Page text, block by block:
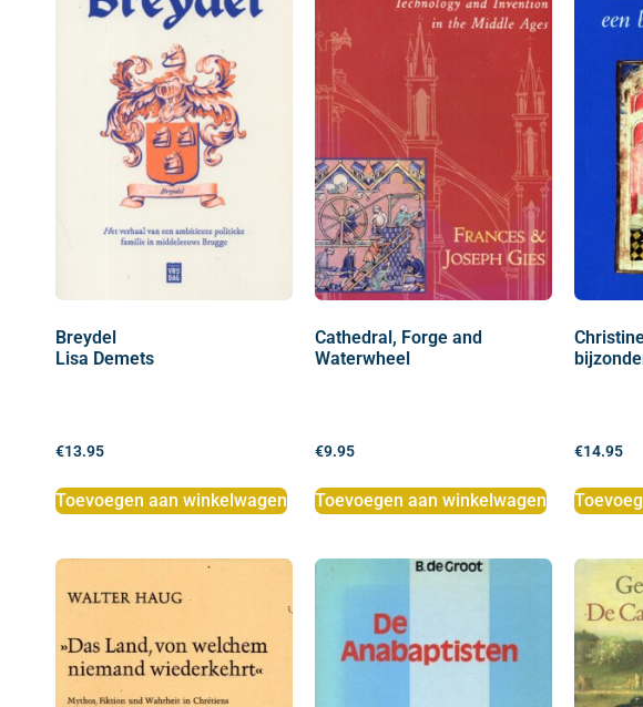
Breydel
Lisa Demets
€13.95
Toevoegen aan winkelwagen
Cathedral, Forge and
Waterwheel
€9.95
Toevoegen aan winkelwagen
€14.95